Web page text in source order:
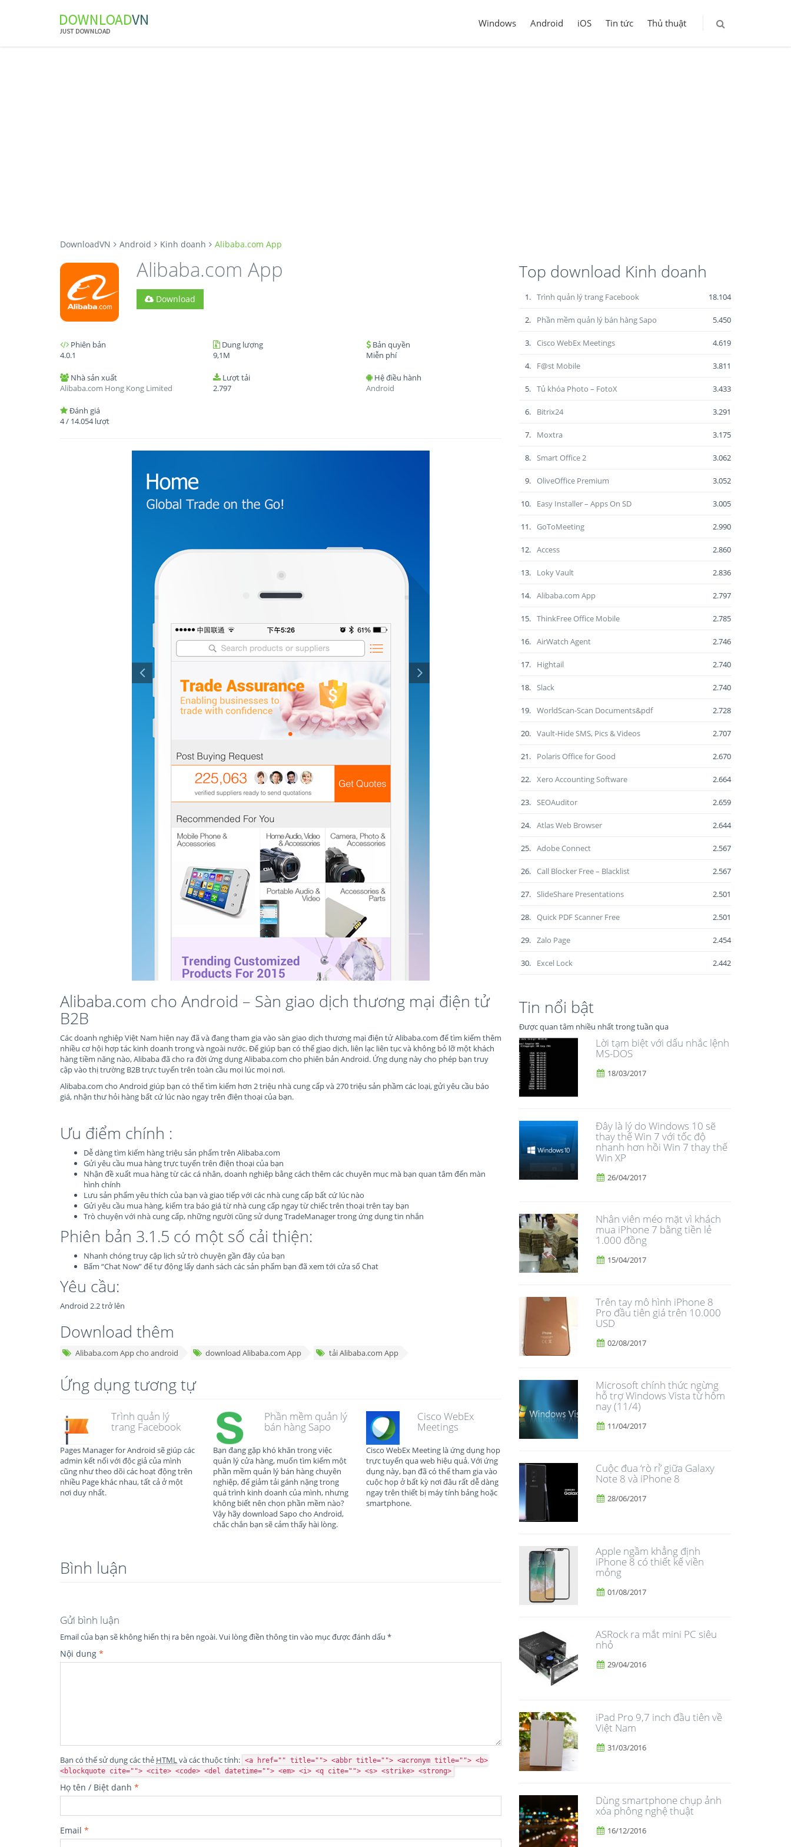
Windows Android iOS Tin tức Thủ thuật
DownloadVN Android Kinh doanh Alibaba.com App
Alibaba.com App
Download
Phiên bản
4.0.1
Dung lượng
9,1M
Bản quyền
Miễn phí
Nhà sản xuất
Alibaba.com Hong Kong Limited
Lượt tải
2.797
Hệ điều hành
Android
Đánh giá
4/ 14.054lượt
Alibaba.com cho Android – Sàn giao dịch thương mại điện tử
B2B
Các doanh nghiệp Việt Nam hiện nay đã và đang tham gia vào sàn giao dịch thương mại điện tử Alibaba.com để tìm kiếm thêm
nhiều cơ hội hợp tác kinh doanh trong và ngoài nước. Để giúp bạn có thể giao dịch, liên lạc liên tục và không bỏ lỡ một khách
hàng tiềm năng nào, Alibaba đã cho ra đời ứng dụng Alibaba.com cho phiên bản Android. Ứng dụng này cho phép bạn truy
cập vào thị trường B2B trực tuyến trên toàn cầu mọi lúc mọi nơi.
Alibaba.com cho Android giúp bạn có thể tìm kiếm hơn 2 triệu nhà cung cấp và 270 triệu sản phầm các loại, gửi yêu cầu báo
giá, nhận thư hỏi hàng bất cứ lúc nào ngay trên điện thoại của bạn.
Ưu điểm chính :
Dễ dàng tìm kiếm hàng triệu sản phẩm trên Alibaba.com
Gửi yêu cầu mua hàng trực tuyến trên điện thoại của bạn
Nhận đề xuất mua hàng từ các cá nhân, doanh nghiệp bằng cách thêm các chuyên mục mà bạn quan tâm đến màn
hình chính
Lưu sản phẩm yêu thích của bạn và giao tiếp với các nhà cung cấp bất cứ lúc nào
Gửi yêu cầu mua hàng, kiểm tra báo giá từ nhà cung cấp ngay từ chiếc trên thoại trên tay bạn
Trò chuyện với nhà cung cấp, những người cũng sử dụng TradeManager trong ứng dụng tin nhắn
Phiên bản 3.1.5 có một số cải thiện:
Nhanh chóng truy cập lịch sử trò chuyện gần đây của bạn
Bấm “Chat Now” để tự động lấy danh sách các sản phẩm bạn đã xem tới cửa sổ Chat
Yêu cầu:
Android 2.2 trở lên
Download thêm
Alibaba.com App cho android download Alibaba.com App tải Alibaba.com App
Ứng dụng tương tự
Trình quản lý
trang Facebook
Pages Manager for Android sẽ giúp các
admin kết nối với độc giả của mình
cũng như theo dõi các hoạt động trên
nhiều Page khác nhau, tất cả ở một
nơi duy nhất.
Phần mềm quản lý
bán hàng Sapo
Bạn đang gặp khó khăn trong việc
quản lý cửa hàng, muốn tìm kiếm một
phần mềm quản lý bán hàng chuyên
nghiệp, để giảm tải gánh nặng trong
quá trình kinh doanh của mình, nhưng
không biết nên chọn phần mềm nào?
Vậy hãy download Sapo cho Android,
chắc chắn bạn sẽ cảm thấy hài lòng.
Cisco WebEx
Meetings
Cisco WebEx Meeting là ứng dụng họp
trực tuyến qua web hiệu quả. Với ứng
dụng này, bạn đã có thể tham gia vào
cuộc họp ở bất kỳ nơi đâu rất dễ dàng
ngay trên thiết bị máy tính bảng hoặc
smartphone.
Bình luận
Gửi bình luận
Email của bạn sẽ không hiển thị ra bên ngoài.Vui lòng điền thông tin vào mục được đánh dấu *
Nội dung *
Bạn có thể sử dụng các thẻ HTMLvà các thuộc tính: <a href="" title=""> <abbr title=""> <acronym title=""> <b>
<blockquote cite=""> <cite> <code> <del datetime=""> <em> <i> <q cite=""> <s> <strike> <strong>
Họ tên / Biệt danh *
Email *
Top download Kinh doanh
1. Trình quản lý trang Facebook 18.104
2. Phần mềm quản lý bán hàng Sapo 5.450
3. Cisco WebEx Meetings 4.619
4. F@st Mobile 3.811
5. Tủ khóa Photo – FotoX 3.433
6. Bitrix24 3.291
7. Moxtra 3.175
8. Smart Office 2 3.062
9. OliveOffice Premium 3.052
10. Easy Installer – Apps On SD 3.005
11. GoToMeeting 2.990
12. Access 2.860
13. Loky Vault 2.836
14. Alibaba.com App 2.797
15. ThinkFree Office Mobile 2.785
16. AirWatch Agent 2.746
17. Hightail 2.740
18. Slack 2.740
19. WorldScan-Scan Documents&pdf 2.728
20. Vault-Hide SMS, Pics & Videos 2.707
21. Polaris Office for Good 2.670
22. Xero Accounting Software 2.664
23. SEOAuditor 2.659
24. Atlas Web Browser 2.644
25. Adobe Connect 2.567
26. Call Blocker Free – Blacklist 2.567
27. SlideShare Presentations 2.501
28. Quick PDF Scanner Free 2.501
29. Zalo Page 2.454
30. Excel Lock 2.442
Tin nổi bật
Được quan tâm nhiều nhất trong tuần qua
Lời tạm biệt với dấu nhắc lệnh
MS-DOS
18/03/2017
Đây là lý do Windows 10 sẽ
thay thế Win 7 với tốc độ
nhanh hơn hồi Win 7 thay thế
Win XP
26/04/2017
Nhân viên méo mặt vì khách
mua iPhone 7 bằng tiền lẻ
1.000 đồng
15/04/2017
Trên tay mô hình iPhone 8
Pro đầu tiên giá trên 10.000
USD
02/08/2017
Microsoft chính thức ngừng
hỗ trợ Windows Vista từ hôm
nay (11/4)
11/04/2017
​Cuộc đua ‘rò rỉ’ giữa Galaxy
Note 8 và iPhone 8
28/06/2017
Apple ngầm khẳng định
iPhone 8 có thiết kế viền
mỏng
01/08/2017
ASRock ra mắt mini PC siêu
nhỏ
29/04/2016
iPad Pro 9,7 inch đầu tiên về
Việt Nam
31/03/2016
Dùng smartphone chụp ảnh
xóa phông nghệ thuật
16/12/2016